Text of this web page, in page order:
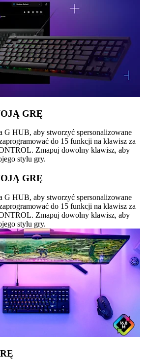
GRĘ
G HUB, aby stworzyć spersonalizowane
do 15 funkcji na klawisz za
Zmapuj dowolny klawisz, aby
stylu gry.
GRĘ
G HUB, aby stworzyć spersonalizowane
do 15 funkcji na klawisz za
Zmapuj dowolny klawisz, aby
stylu gry.